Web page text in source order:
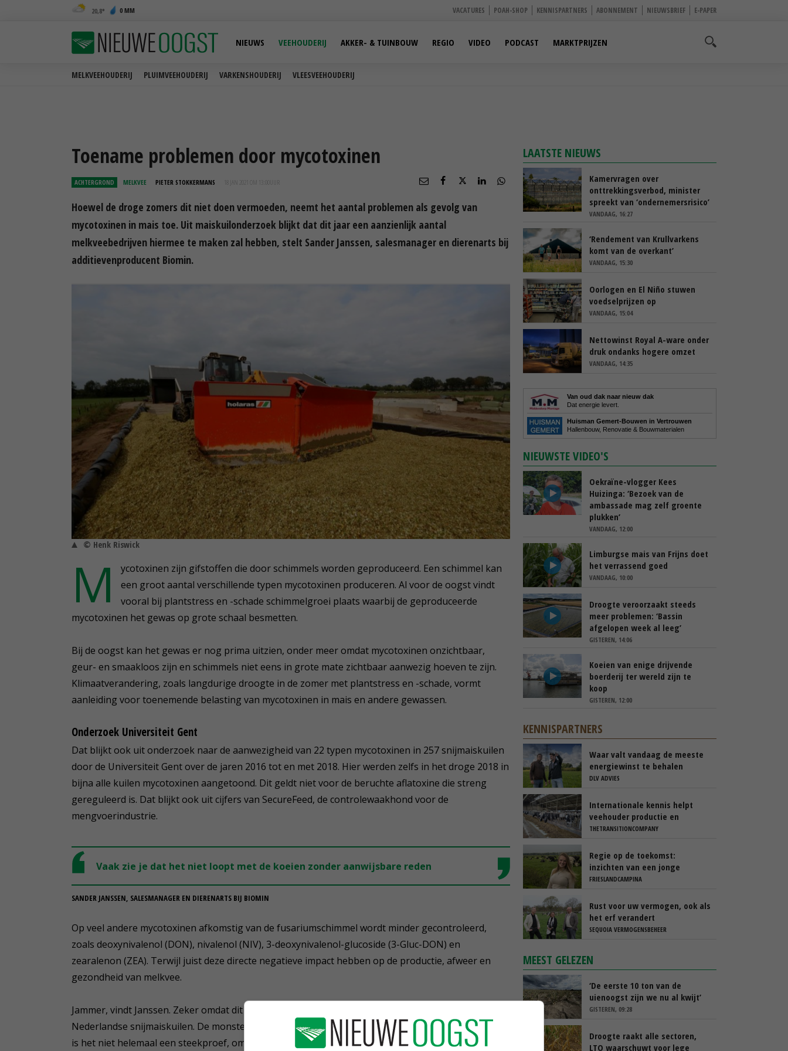
20,8 0 MM VACATURES POAH-SHOP KENNISPARTNERS ABONNEMENT NIEUWSBRIEF E-PAPER
MELKVEEHOUDERIJ PLUIMVEEHOUDERIJ VARKENSHOUDERIJ VLEESVEEHOUDERIJ
NIEUWS VEEHOUDERIJ AKKER- & TUINBOUW REGIO VIDEO PODCAST MARKTPRIJZEN
Toename problemen door mycotoxinen
ACHTERGROND MELKVEE PIETER STOKKERMANS 18 JAN 2021 OM 13:00
Hoewel de droge zomers dit niet doen vermoeden, neemt het aantal problemen als gevolg van
mycotoxinen in mais toe. Uit maiskuilonderzoek blijkt dat dit jaar een aanzienlijk aantal
melkveebedrijven hiermee te maken zal hebben, stelt Sander Janssen, salesmanager en dierenarts bij
additievenproducent Biomin.
© Henk Riswick
M
ycotoxinen zijn gifstoffen die door schimmels worden geproduceerd. Een schimmel kan
een groot aantal verschillende typen mycotoxinen produceren. Al voor de oogst vindt
vooral bij plantstress en -schade schimmelgroei plaats waarbij de geproduceerde
mycotoxinen het gewas op grote schaal besmetten.
Bij de oogst kan het gewas er nog prima uitzien, onder meer omdat mycotoxinen onzichtbaar,
geur- en smaakloos zijn en schimmels niet eens in grote mate zichtbaar aanwezig hoeven te zijn.
Klimaatverandering, zoals langdurige droogte in de zomer met plantstress en -schade, vormt
aanleiding voor toenemende belasting van mycotoxinen in mais en andere gewassen.
Onderzoek Universiteit Gent
Dat blijkt ook uit onderzoek naar de aanwezigheid van 22 typen mycotoxinen in 257 snijmaiskuilen
door de Universiteit Gent over de jaren 2016 tot en met 2018. Hier werden zelfs in het droge 2018 in
bijna alle kuilen mycotoxinen aangetoond. Dit geldt niet voor de beruchte aflatoxine die streng
gereguleerd is. Dat blijkt ook uit cijfers van SecureFeed, de controlewaakhond voor de
mengvoerindustrie.
Vaak zie je dat het niet loopt met de koeien zonder aanwijsbare reden
SANDER JANSSEN, SALESMANAGER EN DIERENARTS BIJ BIOMIN
Op veel andere mycotoxinen afkomstig van de fusariumschimmel wordt minder gecontroleerd,
zoals deoxynivalenol (DON), nivalenol (NIV), 3-deoxynivalenol-glucoside (3-Gluc-DON) en
zearalenon (ZEA). Terwijl juist deze directe negatieve impact hebben op de productie, afweer en
gezondheid van melkvee.
Jammer, vindt Janssen. Zeker omdat dit ook weer naar voren komt uit de metingen bij ruim zestig
Nederlandse snijmaiskuilen. De monsters zijn aangedragen door mengvoerleveranciers. 'Daarmee
is het niet helemaal een steekproef, omdat er toch monsters zijn ingediend van bedrijven waar iets
LAATSTE NIEUWS
Kamervragen over
onttrekkingsverbod, minister
spreekt van ‘ondernemersrisico’
VANDAAG, 16:27
‘Rendement van Krullvarkens
komt van de overkant’
VANDAAG, 15:30
Oorlogen en El Niño stuwen
voedselprijzen op
VANDAAG, 15:04
Nettowinst Royal A-ware onder
druk ondanks hogere omzet
VANDAAG, 14:35
Van oud dak naar nieuw dak
Dat energie levert.
Huisman Gemert-Bouwen in Vertrouwen
Hallenbouw, Renovatie & Bouwmaterialen
NIEUWSTE VIDEO'S
Oekraïne-vlogger Kees
Huizinga: ‘Bezoek van de
ambassade mag zelf groente
plukken’
VANDAAG, 12:00
Limburgse mais van Frijns doet
het verrassend goed
VANDAAG, 10:00
Droogte veroorzaakt steeds
meer problemen: ‘Bassin
afgelopen week al leeg’
GISTEREN, 14:06
Koeien van enige drijvende
boerderij ter wereld zijn te
koop
GISTEREN, 12:00
KENNISPARTNERS
Waar valt vandaag de meeste
energiewinst te behalen
DLV ADVIES
Internationale kennis helpt
veehouder productie en
rantsoen te optimaliseren
THETRANSITIONCOMPANY
Regie op de toekomst:
inzichten van een jonge
melkveehouder
FRIESLANDCAMPINA
Rust voor uw vermogen, ook als
het erf verandert
SEQUOIA VERMOGENSBEHEER
MEEST GELEZEN
‘De eerste 10 ton van de
uienoogst zijn we nu al kwijt’
GISTEREN, 09:28
Droogte raakt alle sectoren,
LTO waarschuwt voor lege